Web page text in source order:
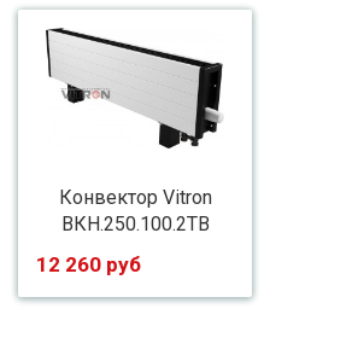
Конвектор Vitron
ВКН.250.100.2ТВ
12 260 руб